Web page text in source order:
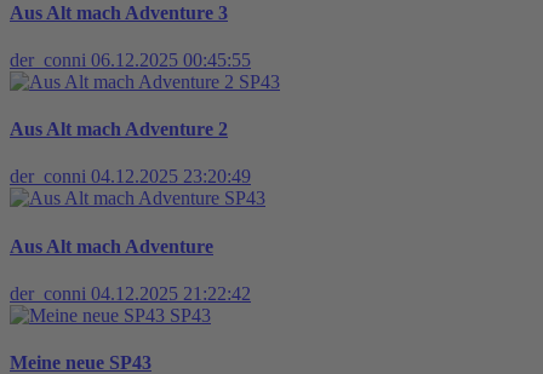
Aus Alt mach Adventure 3
der_conni 06.12.2025 00:45:55
SP43
Aus Alt mach Adventure 2
der_conni 04.12.2025 23:20:49
SP43
Aus Alt mach Adventure
der_conni 04.12.2025 21:22:42
SP43
Meine neue SP43